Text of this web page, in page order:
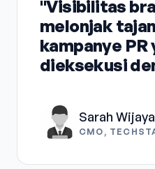
"Visibilitas
melonjak
kampanye PR
dieksekusi
Sarah Wijaya
CMO,